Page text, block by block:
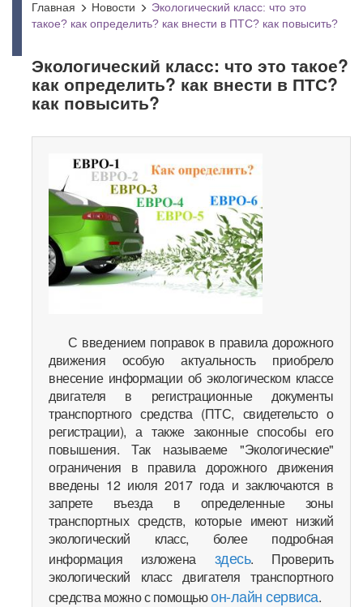
Главная Новости
Экологический класс: что это
такое? как определить? как внести в ПТС? как повысить?
Экологический класс: что это такое?
как определить? как внести в ПТС?
как повысить?
С введением поправок в правила дорожного
движения особую актуальность приобрело
внесение информации об экологическом классе
двигателя в регистрационные документы
транспортного средства (ПТС, свидетельсто о
регистрации), а также законные способы его
повышения. Так называеме "Экологические"
ограничения в правила дорожного движения
введены 12 июля 2017 года и заключаются в
запрете въезда в определенные зоны
транспортных средств, которые имеют низкий
экологический класс, более подробная
информация изложена здесь. Проверить
экологический класс двигателя транспортного
средства можно с помощьюон-лайн сервиса.